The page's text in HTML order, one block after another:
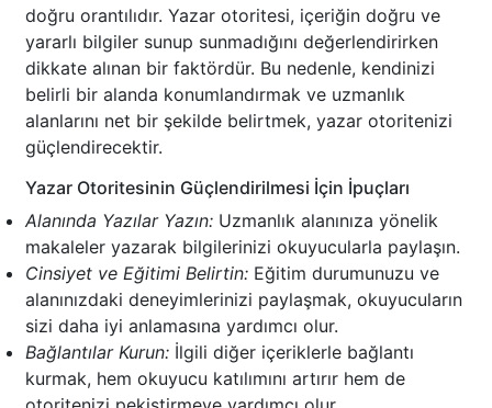
doğru orantılıdır. Yazar otoritesi, içeriğin doğru ve
yararlı bilgiler sunup sunmadığını değerlendirirken
dikkate alınan bir faktördür. Bu nedenle, kendinizi
belirli bir alanda konumlandırmak ve uzmanlık
alanlarını net bir şekilde belirtmek, yazar otoritenizi
güçlendirecektir.
Yazar Otoritesinin Güçlendirilmesi İçin İpuçları
Alanında Yazılar Yazın: Uzmanlık alanınıza yönelik
makaleler yazarak bilgilerinizi okuyucularla paylaşın.
Cinsiyet ve Eğitimi Belirtin: Eğitim durumunuzu ve
alanınızdaki deneyimlerinizi paylaşmak, okuyucuların
sizi daha iyi anlamasına yardımcı olur.
Bağlantılar Kurun: İlgili diğer içeriklerle bağlantı
kurmak, hem okuyucu katılımını artırır hem de